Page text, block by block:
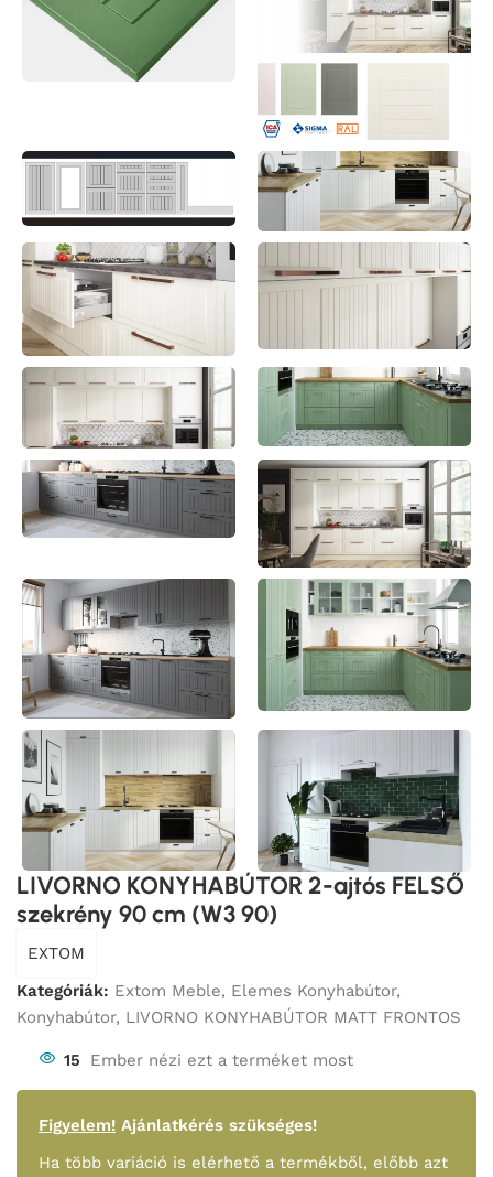
LIVORNO KONYHABÚTOR 2-ajtós FELSŐ
szekrény 90 cm (W3 90)
EXTOM
Kategóriák: Extom Meble, Elemes Konyhabútor,
Konyhabútor, LIVORNO KONYHABÚTOR MATT FRONTOS
15 Ember nézi ezt a terméket most
Figyelem! Ajánlatkérés szükséges!
Ha több variáció is elérhető a termékből, előbb azt